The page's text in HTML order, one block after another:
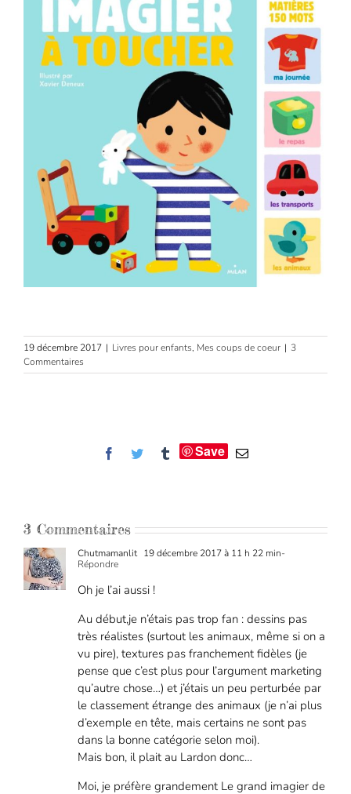
19 décembre 2017 | Livres pour enfants, Mes coups de coeur | 3
Commentaires
Facebook
Twitter TumblrSave Email
3 Commentaires
Chutmamanlit 19 décembre 2017 à 11 h 22 min-
Répondre
Oh je l’ai aussi !
Au début,je n’étais pas trop fan : dessins pas
très réalistes (surtout les animaux, même si on a
vu pire), textures pas franchement fidèles (je
pense que c’est plus pour l’argument marketing
qu’autre chose…) et j’étais un peu perturbée par
le classement étrange des animaux (je n’ai plus
d’exemple en tête, mais certains ne sont pas
dans la bonne catégorie selon moi).
Mais bon, il plait au Lardon donc…
Moi, je préfère grandement Le grand imagier de